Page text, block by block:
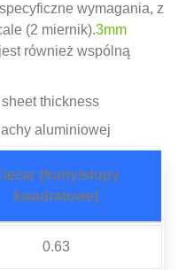
wymagania, z
(2 miernik).3mm
jest również wspólną
aluminiowej
(funty/stopy
kwadratowe)
0.63